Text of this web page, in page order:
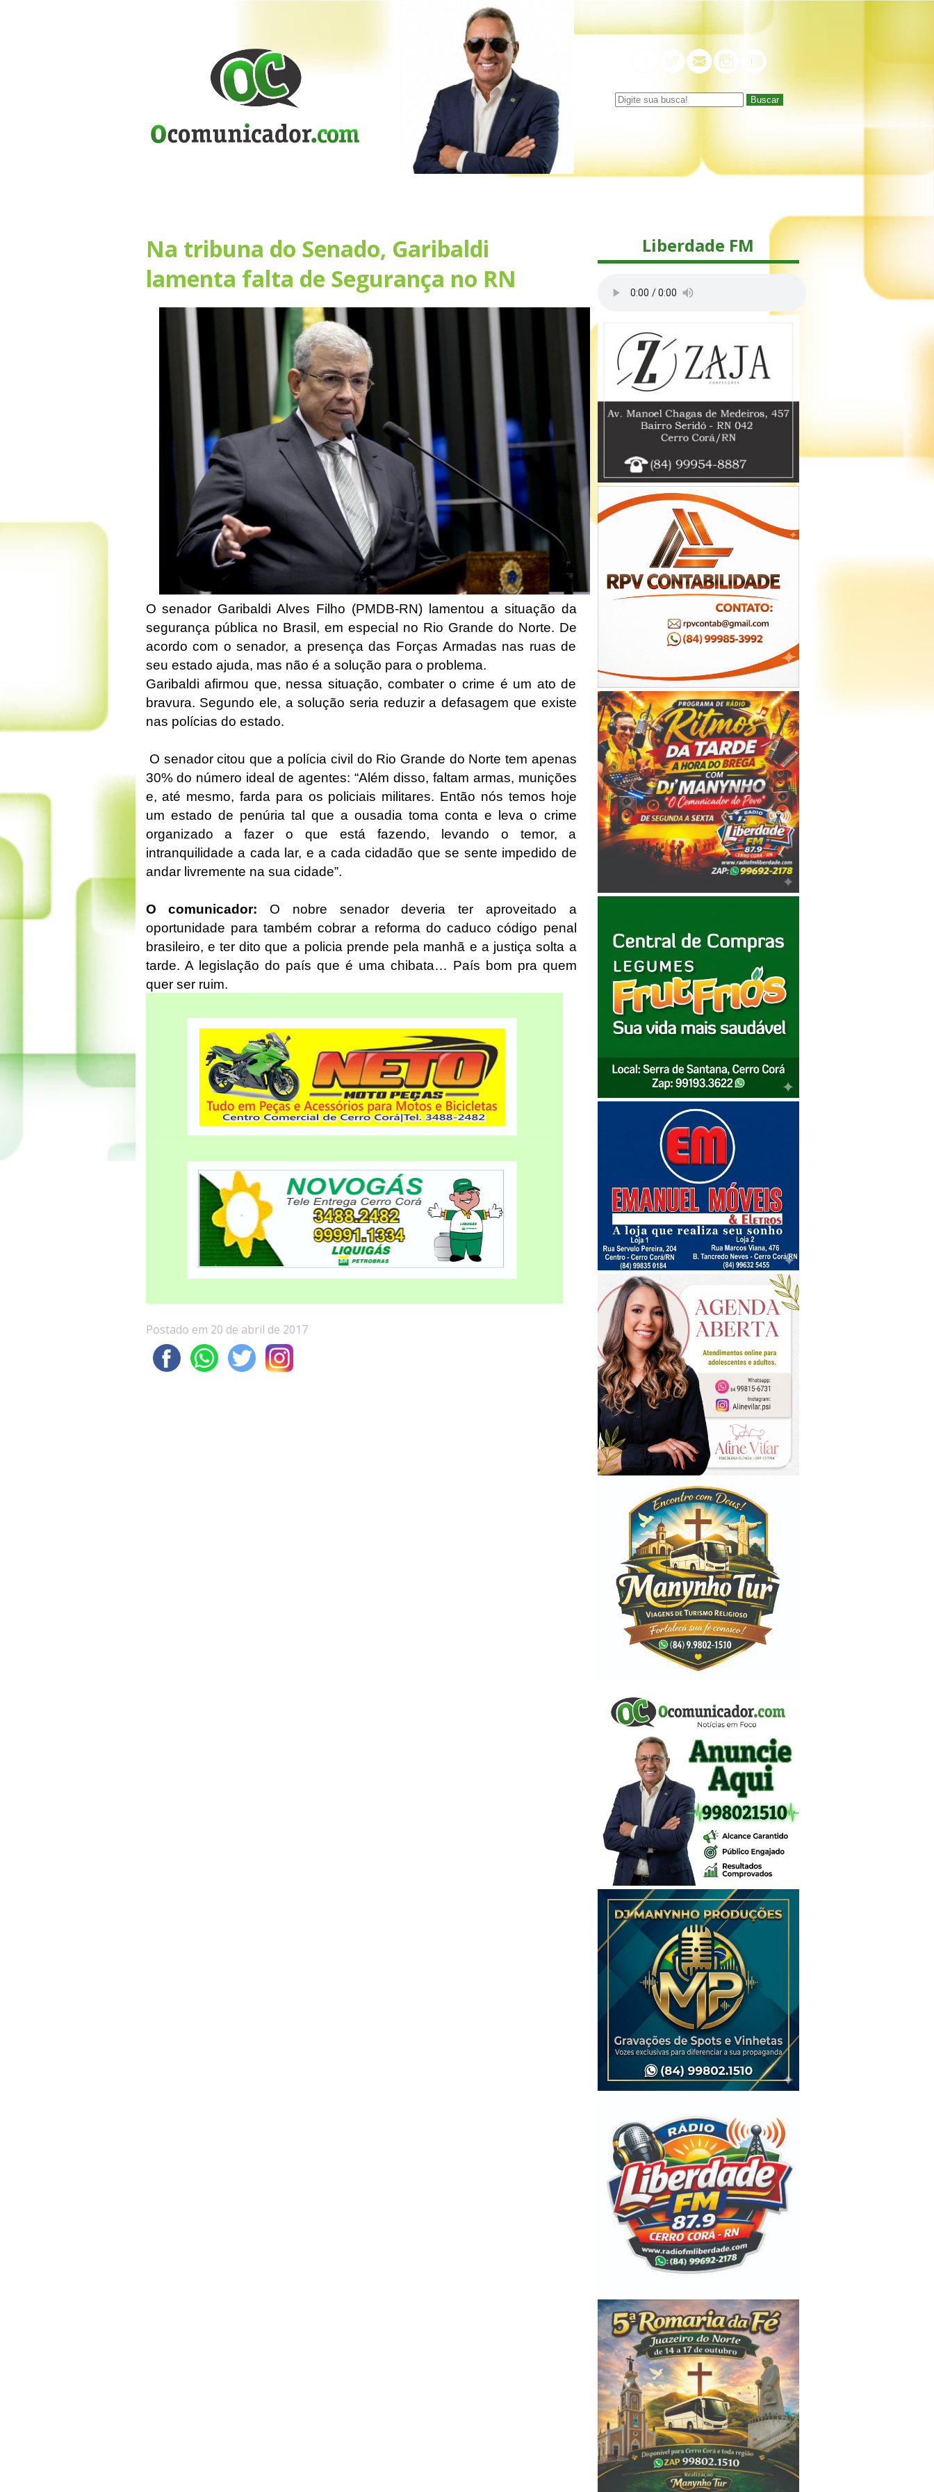
Buscar
Na tribuna do Senado, Garibaldi
lamenta falta de Segurança no RN
O senador Garibaldi Alves Filho (PMDB-RN) lamentou a situação da
segurança pública no Brasil, em especial no Rio Grande do Norte. De
acordo com o senador, a presença das Forças Armadas nas ruas de
seu estado ajuda, mas não é a solução para o problema.
Garibaldi afirmou que, nessa situação, combater o crime é um ato de
bravura. Segundo ele, a solução seria reduzir a defasagem que existe
nas polícias do estado.
O senador citou que a polícia civil do Rio Grande do Norte tem apenas
30% do número ideal de agentes: “Além disso, faltam armas, munições
e, até mesmo, farda para os policiais militares. Então nós temos hoje
um estado de penúria tal que a ousadia toma conta e leva o crime
organizado a fazer o que está fazendo, levando o temor, a
intranquilidade a cada lar, e a cada cidadão que se sente impedido de
andar livremente na sua cidade”.
O comunicador: O nobre senador deveria ter aproveitado a
oportunidade para também cobrar a reforma do caduco código penal
brasileiro, e ter dito que a policia prende pela manhã e a justiça solta a
tarde. A legislação do país que é uma chibata… País bom pra quem
quer ser ruim.
Postado em 20 de abril de 2017
Liberdade FM